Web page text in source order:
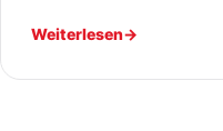
Weiterlesen→